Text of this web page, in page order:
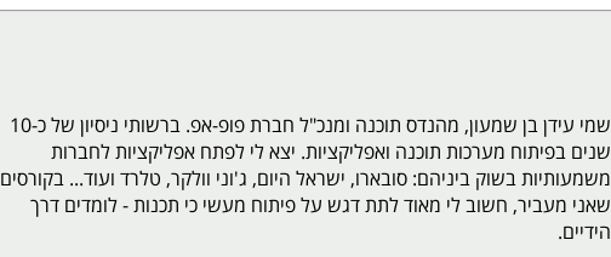
שמי עידן בן שמעון, מהנדס תוכנה ומנכ"ל חברת פופ-אפ. ברשותי ניסיון של כ-10
שנים בפיתוח מערכות תוכנה ואפליקציות. יצא לי לפתח אפליקציות לחברות
משמעותיות בשוק ביניהם: סובארו, ישראל היום, ג'וני וולקר, טלרד ועוד... בקורסים
שאני מעביר, חשוב לי מאוד לתת דגש על פיתוח מעשי כי תכנות - לומדים דרך
הידיים.